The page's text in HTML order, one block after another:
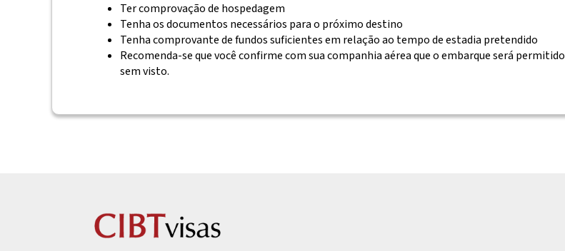
Ter comprovação de hospedagem
Tenha os documentos necessários para o próximo destino
Tenha comprovante de fundos suficientes em relação ao tempo de estadia pretendido
Recomenda-se que você confirme com sua companhia aérea que o embarque será permitido
sem visto.